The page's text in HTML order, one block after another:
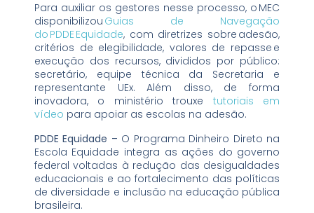
Para auxiliar os gestores nesse processo, o MEC
disponibilizou Guias de Navegação
do PDDE Equidade, com diretrizes sobre adesão,
critérios de elegibilidade, valores de repasse e
execução dos recursos, divididos por público:
secretário, equipe técnica da Secretaria e
representante UEx. Além disso, de forma
inovadora, o ministério trouxe tutoriais em
vídeo para apoiar as escolas na adesão.
PDDE Equidade – O Programa Dinheiro Direto na
Escola Equidade integra as ações do governo
federal voltadas à redução das desigualdades
educacionais e ao fortalecimento das políticas
de diversidade e inclusão na educação pública
brasileira.